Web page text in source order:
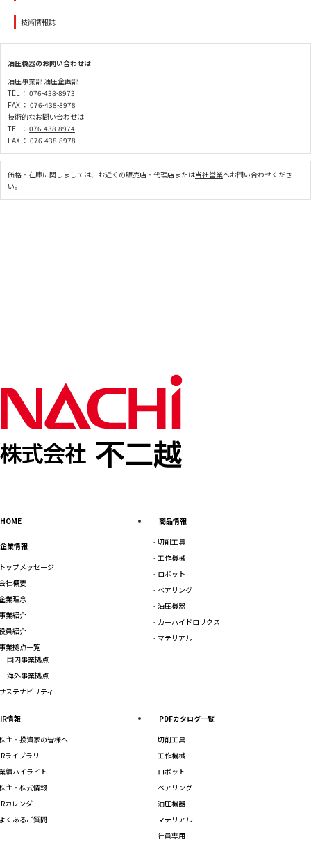
技術情報誌
油圧機器のお問い合わせは
油圧事業部 油圧企画部
TEL ： 076-438-8973
FAX ： 076-438-8978
技術的なお問い合わせは
TEL ： 076-438-8974
FAX ： 076-438-8978
価格・在庫に関しましては、お近くの販売店・代理店または当社営業へお問い合わせくださ
い。
HOME
企業情報
ップメッセージ
社概要
業理念
業紹介
員紹介
業拠点一覧
国内事業拠点
海外事業拠点
ステナビリティ
商品情報
切削工具
工作機械
ロボット
ベアリング
油圧機器
カーハイドロリクス
マテリアル
IR情報
主・投資家の皆様へ
ライブラリー
績ハイライト
主・株式情報
カレンダー
くあるご質問
PDFカタログ一覧
切削工具
工作機械
ロボット
ベアリング
油圧機器
マテリアル
社員専用